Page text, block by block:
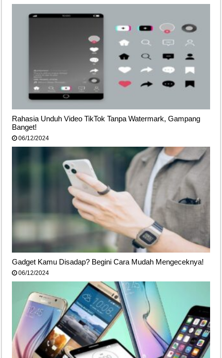
Rahasia Unduh Video TikTok Tanpa Watermark, Gampang
Banget!
06/12/2024
Gadget Kamu Disadap? Begini Cara Mudah Mengeceknya!
06/12/2024